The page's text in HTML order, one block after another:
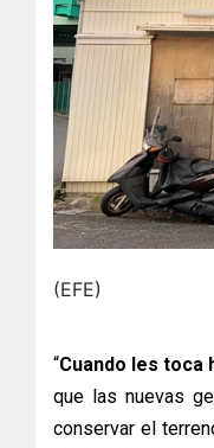
(EFE)
“Cuando les toca
que las nuevas
conservar el